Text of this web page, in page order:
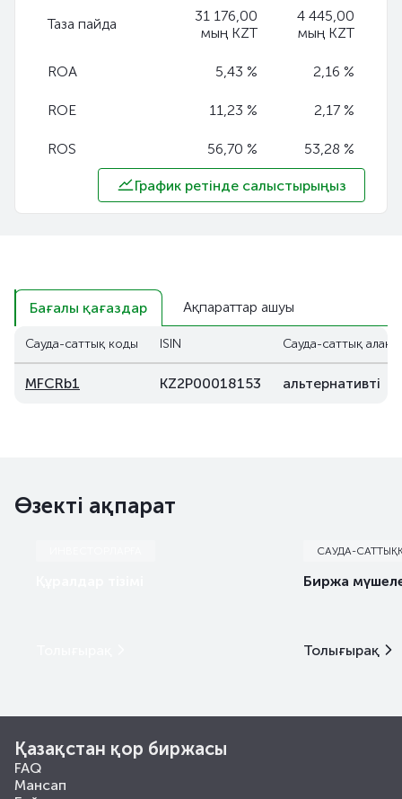
Таза пайда
31 176,00
мың KZT
4 445,00
мың KZT
ROA 5,43 % 2,16 %
ROE 11,23 % 2,17 %
ROS 56,70 % 53,28 %
График ретінде салыстырыңыз
Бағалы қағаздар Ақпараттар ашуы
Сауда-саттық коды ISIN Сауда-саттық алаң
MFCRb1 KZ2P00018153 альтернативті
Өзекті ақпарат
САУДА-
Биржа
Толығырақ
Қазақстан қор биржасы
FAQ
Мансап